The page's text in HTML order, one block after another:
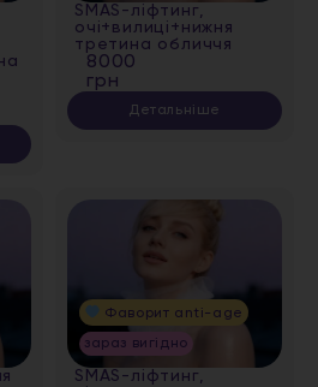
SMAS-ліфтинг,
очі+вилиці+нижня
третина обличчя
8000
грн
Детальніше
Фаворит anti-age
зараз вигідно
SMAS-ліфтинг,